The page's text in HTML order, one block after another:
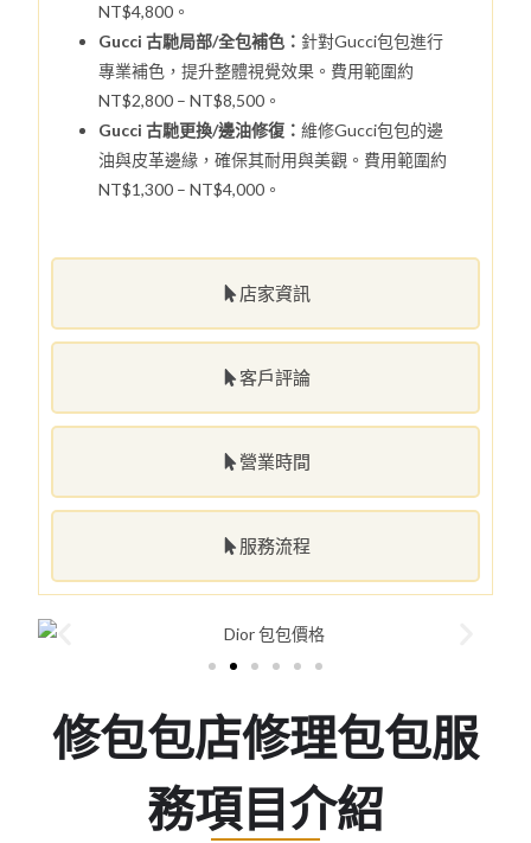
店家資訊
客戶評論
營業時間
服務流程
NT$4,800。
Gucci 古馳局部/全包補色： 針對Gucci包包進行
專業補色，提升整體視覺效果。費用範圍約
NT$2,800 – NT$8,500。
Gucci 古馳更換/邊油修復：維修Gucci包包的邊
油與皮革邊緣，確保其耐用與美觀。費用範圍約
NT$1,300 – NT$4,000。
修包包店修理包包服
務項目介紹